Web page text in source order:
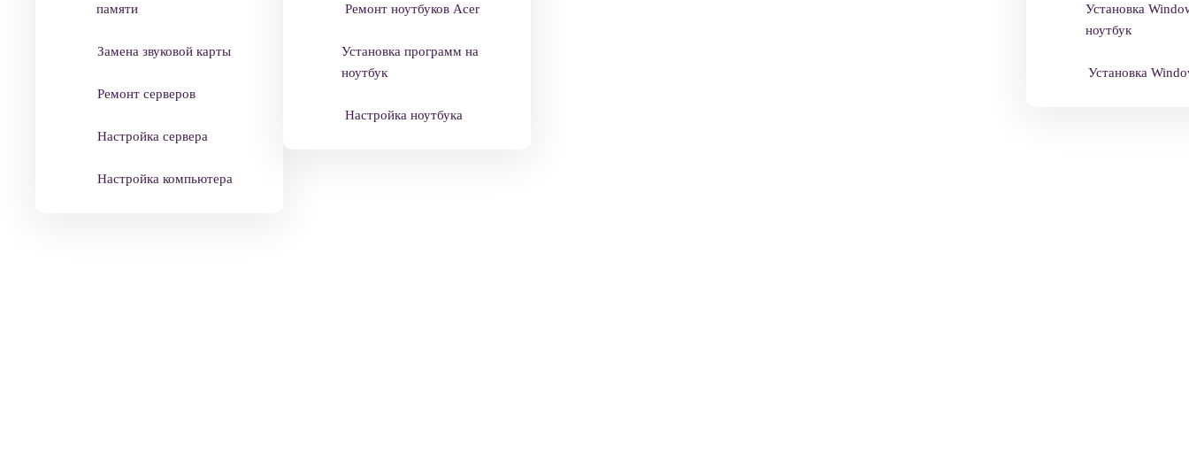
памяти
Замена звуковой карты
Ремонт серверов
Настройка сервера
Настройка компьютера
Ремонт ноутбуков Acer
Установка программ на
ноутбук
Настройка ноутбука
Установка
ноутбук
Установка